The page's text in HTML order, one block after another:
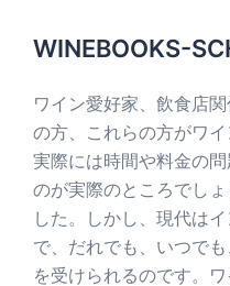
WINEBOOKS-
ワイン愛好家、飲食店
の方、これらの方がワイ
実際には時間や料金の
のが実際のところでし
した。しかし、現代は
で、だれでも、いつで
を受けられるのです。